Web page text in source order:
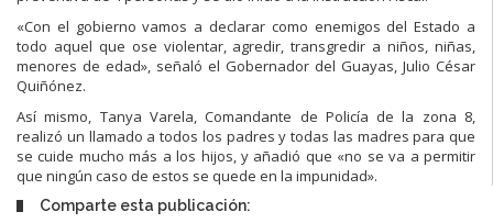
«Con el gobierno vamos a declarar como enemigos del Estado a
todo aquel que ose violentar, agredir, transgredir a niños, niñas,
menores de edad», señaló el Gobernador del Guayas, Julio César
Quiñónez.
Así mismo, Tanya Varela, Comandante de Policía de la zona 8,
realizó un llamado a todos los padres y todas las madres para que
se cuide mucho más a los hijos, y añadió que «no se va a permitir
que ningún caso de estos se quede en la impunidad».
Comparte esta publicación: